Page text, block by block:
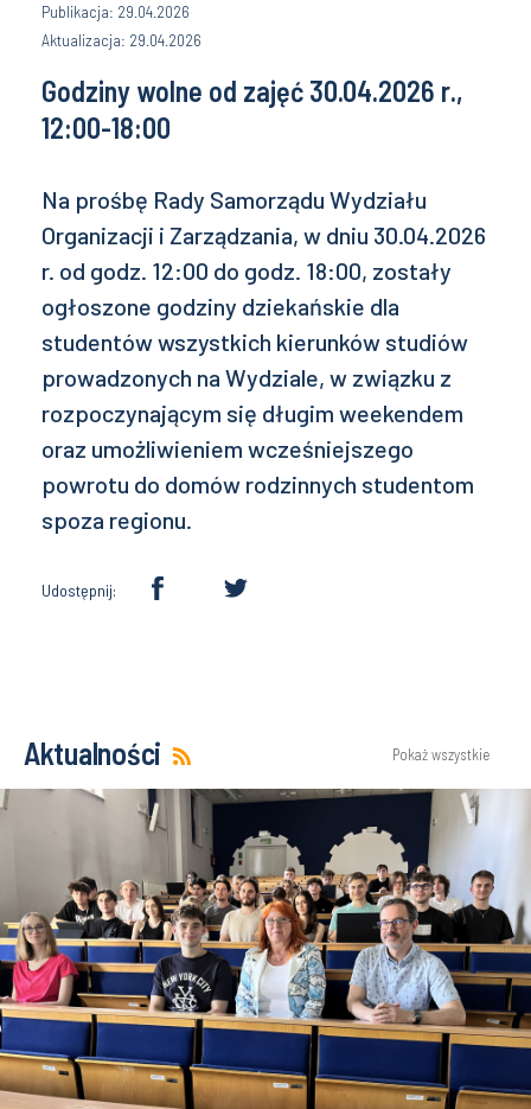
Publikacja: 29.04.2026
Aktualizacja: 29.04.2026
Godziny wolne od zajęć 30.04.2026 r.,
12:00-18:00
Na prośbę Rady Samorządu Wydziału
Organizacji i Zarządzania, w dniu 30.04.2026
r. od godz. 12:00 do godz. 18:00, zostały
ogłoszone godziny dziekańskie dla
studentów wszystkich kierunków studiów
prowadzonych na Wydziale, w związku z
rozpoczynającym się długim weekendem
oraz umożliwieniem wcześniejszego
powrotu do domów rodzinnych studentom
spoza regionu.
Udostępnij:
Aktualności Pokaż wszystkie